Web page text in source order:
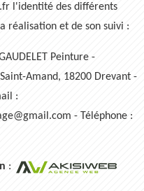
l'identité des différents
réalisation et de son suivi :
Peinture -
Amand, 18200 Drevant -
:
- Téléphone :
: